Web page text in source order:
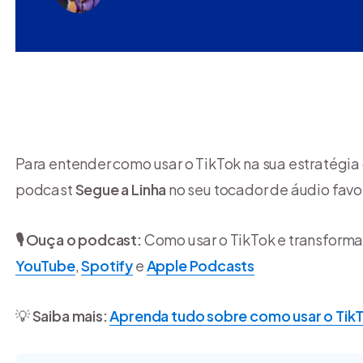
Para entender como usar o TikTok na sua
podcastSegue a Linha no seu tocador de áudio
🎙️ Ouça o podcast: Como usar o TikTok e
YouTube,SpotifyeApple Podcasts
💡Saiba mais:Aprenda tudo sobre como usar o